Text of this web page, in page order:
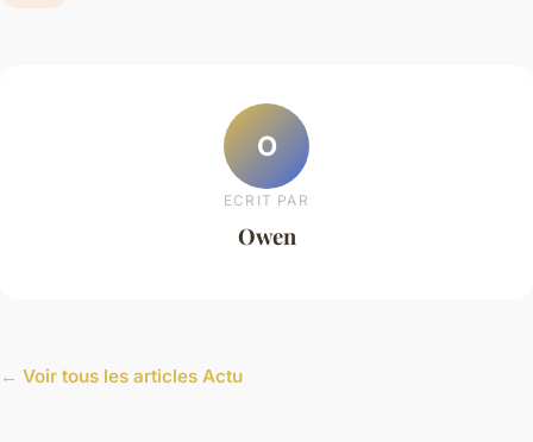
O
ECRIT PAR
Owen
← Voir tous les articles Actu